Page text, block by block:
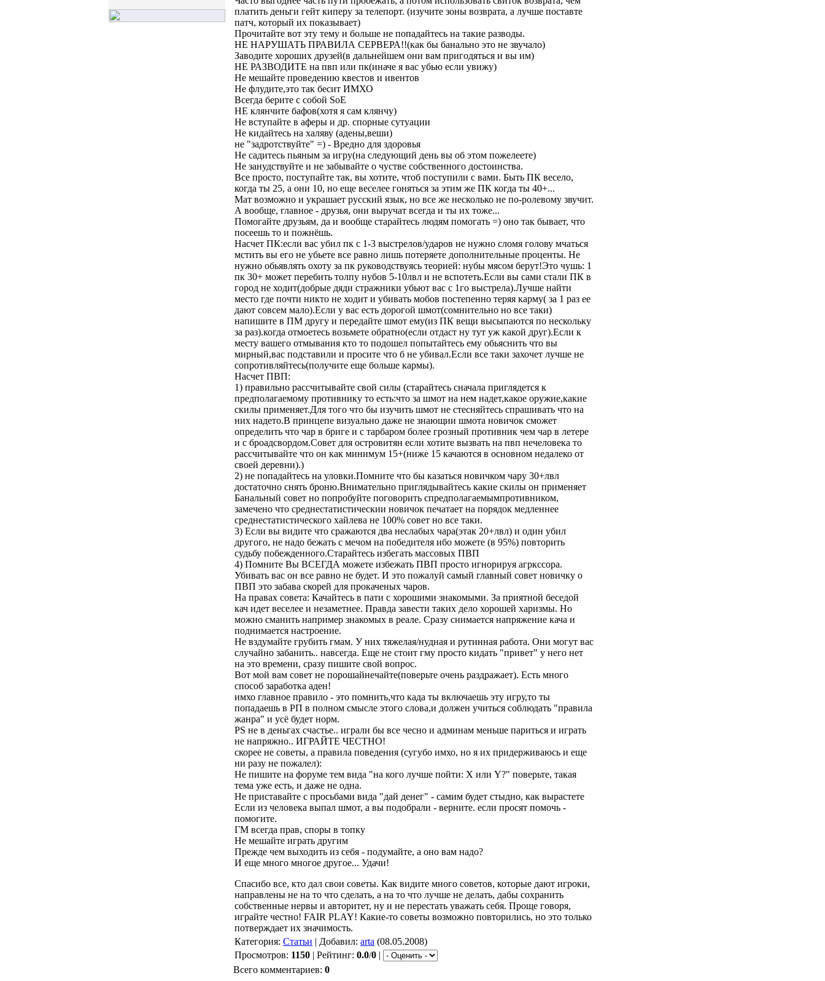
платить деньги гейт киперу за телепорт. (изучите зоны возврата, а лучше поставте
патч, который их показывает)
Прочитайте вот эту тему и больше не попадайтесь на такие разводы.
НЕ НАРУШАТЬ ПРАВИЛА СЕРВЕРА!!(как бы банально это не звучало)
Заводите хороших друзей(в дальнейшем они вам пригодяться и вы им)
НЕ РАЗВОДИТЕ на пвп или пк(иначе я вас убью если увижу)
Не мешайте проведению квестов и ивентов
Не флудите,это так бесит ИМХО
Всегда берите с собой SoE
НЕ клянчите бафов(хотя я сам клянчу)
Не вступайте в аферы и др. спорные сутуации
Не кидайтесь на халяву (адены,веши)
не "задротствуйте" =) - Вредно для здоровья
Не садитесь пьяным за игру(на следующий день вы об этом пожелеете)
Не занудствуйте и не забывайте о чустве собственного достоинства.
Все просто, поступайте так, вы хотите, чтоб поступили с вами. Быть ПК весело,
когда ты 25, а они 10, но еще веселее гоняться за этим же ПК когда ты 40+...
Мат возможно и украшает русский язык, но все же несколько не по-ролевому звучит.
А вообще, главное - друзья, они выручат всегда и ты их тоже...
Помогайте друзьям, да и вообще старайтесь людям помогать =) оно так бывает, что
посеешь то и пожнёшь.
Насчет ПК:если вас убил пк с 1-3 выстрелов/ударов не нужно сломя голову мчаться
мстить вы его не убьете все равно лишь потеряете дополнительные проценты. Не
нужно обьявлять охоту за пк руководствуясь теорией: нубы мясом берут!Это чушь: 1
пк 30+ может перебить толпу нубов 5-10лвл и не вспотеть.Если вы сами стали ПК в
город не ходит(добрые дяди стражники убьют вас с 1го выстрела).Лучше найти
место где почти никто не ходит и убивать мобов постепенно теряя карму( за 1 раз ее
дают совсем мало).Если у вас есть дорогой шмот(сомнительно но все таки)
напишите в ПМ другу и передайте шмот ему(из ПК вещи высыпаются по нескольку
за раз).когда отмоетесь возьмете обратно(если отдаст ну тут уж какой друг).Если к
месту вашего отмывания кто то подошел попытайтесь ему обьяснить что вы
мирный,вас подставили и просите что б не убивал.Если все таки захочет лучше не
сопротивляйтесь(получите еще больше кармы).
Насчет ПВП:
1) правильно рассчитывайте свой силы (старайтесь сначала приглядется к
предполагаемому противнику то есть:что за шмот на нем надет,какое оружие,какие
скилы применяет.Для того что бы изучить шмот не стесняйтесь спрашивать что на
них надето.В принцепе визуально даже не знающии шмота новичок сможет
определить что чар в бриге и с тарбаром более грозный противник чем чар в летере
и с броадсвордом.Совет для островитян если хотите вызвать на пвп нечеловека то
рассчитывайте что он как минимум 15+(ниже 15 качаются в основном недалеко от
своей деревни).)
2) не попадайтесь на уловки.Помните что бы казаться новичком чару 30+лвл
достаточно снять броню.Внимательно приглядывайтесь какие скилы он применяет
Банальный совет но попробуйте поговорить спредполагаемымпротивником,
замечено что среднестатистическии новичок печатает на порядок медленнее
среднестатистического хайлева не 100% совет но все таки.
3) Если вы видите что сражаются два неслабых чара(этак 20+лвл) и один убил
другого, не надо бежать с мечом на победителя ибо можете (в 95%) повторить
судьбу побежденного.Старайтесь избегать массовых ПВП
4) Помните Вы ВСЕГДА можете избежать ПВП просто игнорируя агркссора.
Убивать вас он все равно не будет. И это пожалуй самый главный совет новичку о
ПВП это забава скорей для прокаченых чаров.
На правах совета: Качайтесь в пати с хорошими знакомыми. За приятной беседой
кач идет веселее и незаметнее. Правда завести таких дело хорошей харизмы. Но
можно сманить например знакомых в реале. Сразу снимается напряжение кача и
поднимается настроение.
Не вздумайте грубить гмам. У них тяжелая/нудная и рутинная работа. Они могут вас
случайно забанить.. навсегда. Еще не стоит гму просто кидать "привет" у него нет
на это времени, сразу пишите свой вопрос.
Вот мой вам совет не порошайнечайте(поверьте очень раздражает). Есть много
способ заработка аден!
имхо главное правило - это помнить,что када ты включаешь эту игру,то ты
попадаешь в РП в полном смысле этого слова,и должен учиться соблюдать "правила
жанра" и усё будет норм.
PS не в деньгах счастье.. играли бы все чесно и админам меньше париться и играть
не напряжно.. ИГРАЙТЕ ЧЕСТНО!
скорее не советы, а правила поведения (сугубо имхо, но я их придерживаюсь и еще
ни разу не пожалел):
Не пишите на форуме тем вида "на кого лучше пойти: Х или Y?" поверьте, такая
тема уже есть, и даже не одна.
Не приставайте с просьбами вида "дай денег" - самим будет стыдно, как вырастете
Если из человека выпал шмот, а вы подобрали - верните. если просят помочь -
помогите.
ГМ всегда прав, споры в топку
Не мешайте играть другим
Прежде чем выходить из себя - подумайте, а оно вам надо?
И еще много многое другое... Удачи!
Спасибо все, кто дал свои советы. Как видите много советов, которые дают игроки,
направлены не на то что сделать, а на то что лучше не делать, дабы сохранить
собственные нервы и авторитет, ну и не перестать уважать себя. Проще говоря,
играйте честно! FAIR PLAY! Какие-то советы возможно повторились, но это только
потверждает их значимость.
Категория: Статьи | Добавил: arta (08.05.2008)
Просмотров: 1150 | Рейтинг: 0.0/0 |
Всего комментариев: 0